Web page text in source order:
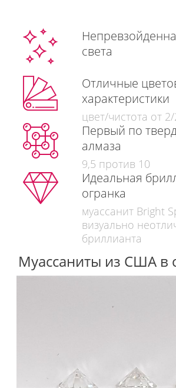
света
Отличные
характеристики
цвет/чистота от
Первый по
алмаза
9,5 против 10
Идеальная
огранка
муассанит Bright
визуально
бриллианта
Муассаниты из США в